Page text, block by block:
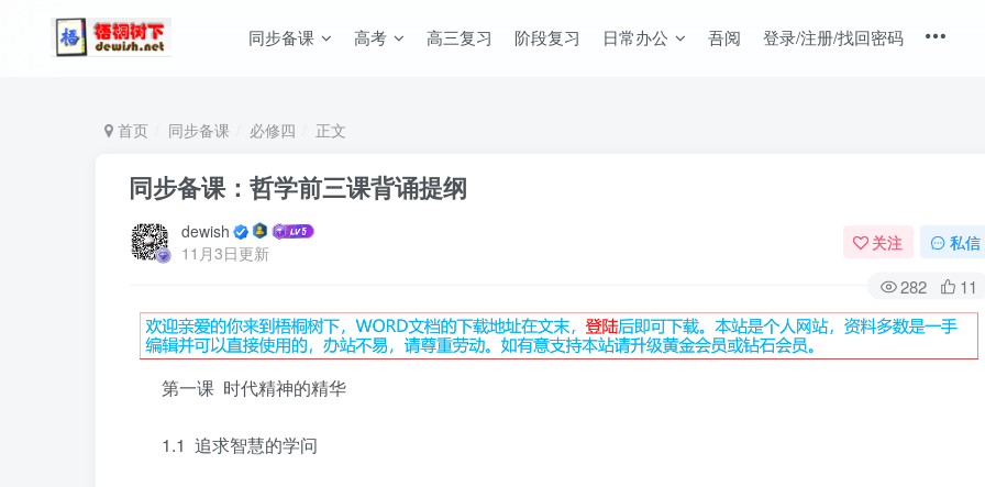
同步备课 高考 高三复习 阶段复习 日常办公 吾阅 登录/注册/找回密码
首页 同步备课 必修四 正文
同步备课：哲学前三课背诵提纲
dewish
11月3日更新
关注 私信
282 11
第一课 时代精神的精华
1.1 追求智慧的学问